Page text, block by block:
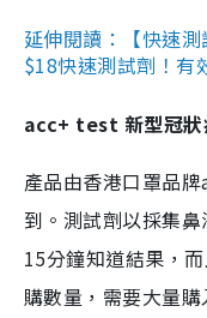
延伸閱讀：【快速
$18快速測試劑！
acc+ test 新型冠狀
產品由香港口罩品
到。測試劑以採集
15分鐘知道結果，
購數量，需要大量